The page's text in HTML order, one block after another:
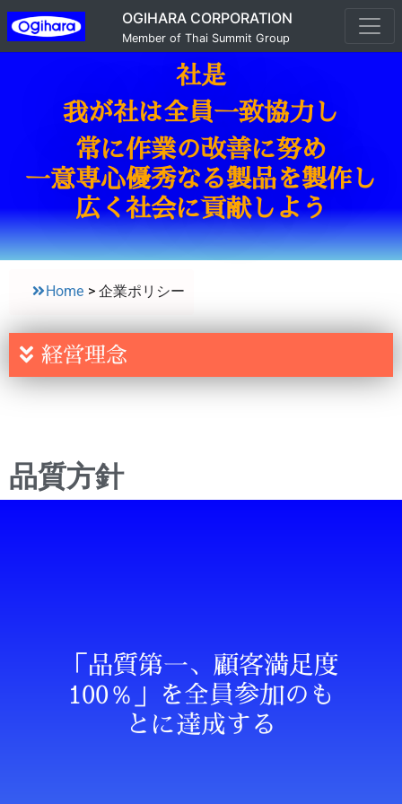
OGIHARA CORPORATION
Member of Thai Summit Group
社是
我が社は全員一致協力し
常に作業の改善に努め
一意専心優秀なる製品を製作し
広く社会に貢献しよう
Home > 企業ポリシー
経営理念
品質方針
「品質第一、顧客満足度
100％」を全員参加のも
とに達成する